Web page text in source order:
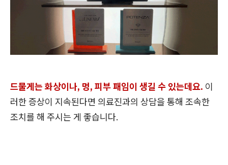
드물게는 화상이나, 멍, 피부 패임이 생길 수 있는데요. 이
러한 증상이 지속된다면 의료진과의 상담을 통해 조속한
조치를 해 주시는 게 좋습니다.